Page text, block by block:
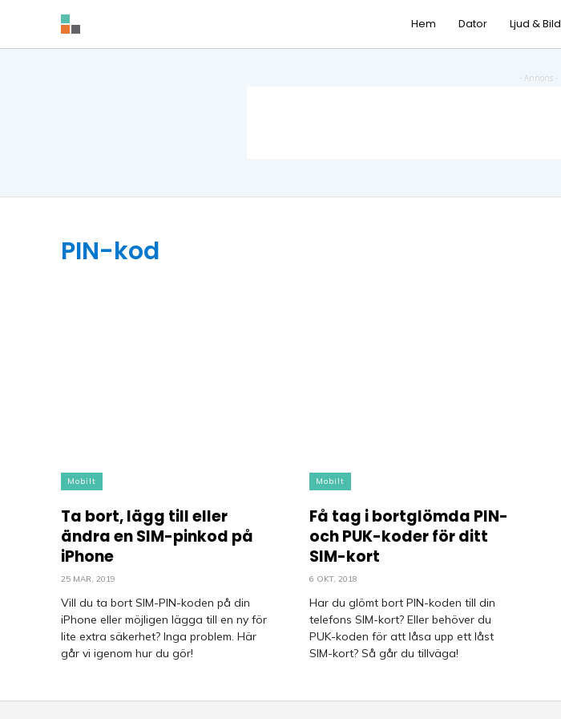
Hem Dator Ljud & Bild
PIN-kod
Mobilt
Ta bort, lägg till eller
ändra en SIM-pinkod på
iPhone
25 MAR, 2019
Vill du ta bort SIM-PIN-koden på din
iPhone eller möjligen lägga till en ny för
lite extra säkerhet? Inga problem. Här
går vi igenom hur du gör!
Mobilt
Få tag i bortglömda PIN-
och PUK-koder för ditt
SIM-kort
6 OKT, 2018
Har du glömt bort PIN-koden till din
telefons SIM-kort? Eller behöver du
PUK-koden för att låsa upp ett låst
SIM-kort? Så går du tillväga!